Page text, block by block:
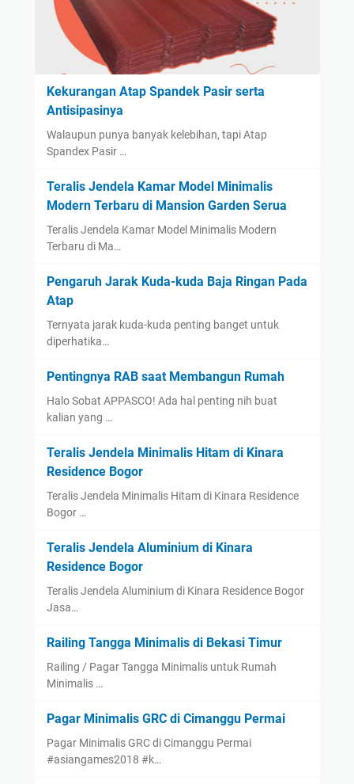
Kekurangan Atap Spandek Pasir serta
Antisipasinya
Walaupun punya banyak kelebihan, tapi Atap
Spandex Pasir …
Teralis Jendela Kamar Model Minimalis
Modern Terbaru di Mansion Garden Serua
Teralis Jendela Kamar Model Minimalis Modern
Terbaru di Ma…
Pengaruh Jarak Kuda-kuda Baja Ringan Pada
Atap
Ternyata jarak kuda-kuda penting banget untuk
diperhatika…
Pentingnya RAB saat Membangun Rumah
Halo Sobat APPASCO! Ada hal penting nih buat
kalian yang …
Teralis Jendela Minimalis Hitam di Kinara
Residence Bogor
Teralis Jendela Minimalis Hitam di Kinara Residence
Bogor …
Teralis Jendela Aluminium di Kinara
Residence Bogor
Teralis Jendela Aluminium di Kinara Residence Bogor
Jasa…
Railing Tangga Minimalis di Bekasi Timur
Railing / Pagar Tangga Minimalis untuk Rumah
Minimalis …
Pagar Minimalis GRC di Cimanggu Permai
Pagar Minimalis GRC di Cimanggu Permai
#asiangames2018 #k…